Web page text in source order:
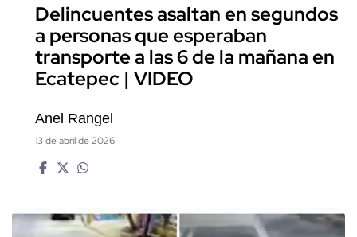
Delincuentes asaltan en segundos
a personas que esperaban
transporte a las 6 de la mañana en
Ecatepec | VIDEO
Anel Rangel
13 de abril de 2026